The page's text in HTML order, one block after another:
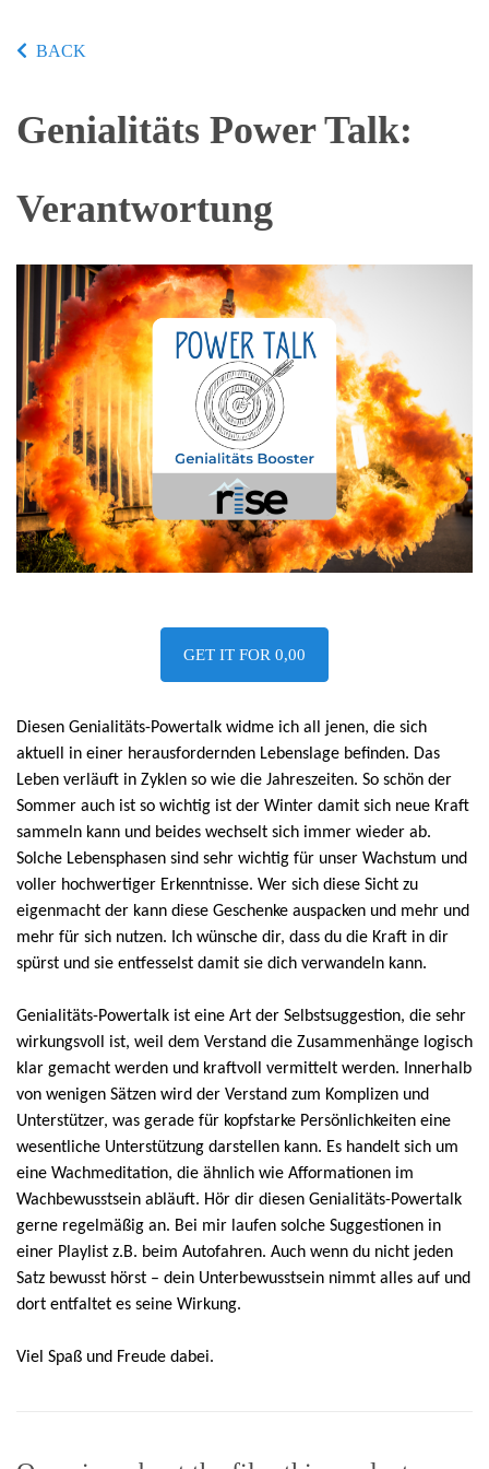
BACK
Genialitäts Power Talk:
Verantwortung
GET IT FOR 0,00
Diesen Genialitäts-Powertalk widme ich all jenen, die sich
aktuell in einer herausfordernden Lebenslage befinden. Das
Leben verläuft in Zyklen so wie die Jahreszeiten. So schön der
Sommer auch ist so wichtig ist der Winter damit sich neue Kraft
sammeln kann und beides wechselt sich immer wieder ab.
Solche Lebensphasen sind sehr wichtig für unser Wachstum und
voller hochwertiger Erkenntnisse. Wer sich diese Sicht zu
eigenmacht der kann diese Geschenke auspacken und mehr und
mehr für sich nutzen. Ich wünsche dir, dass du die Kraft in dir
spürst und sie entfesselst damit sie dich verwandeln kann.
Genialitäts-Powertalk ist eine Art der Selbstsuggestion, die sehr
wirkungsvoll ist, weil dem Verstand die Zusammenhänge logisch
klar gemacht werden und kraftvoll vermittelt werden. Innerhalb
von wenigen Sätzen wird der Verstand zum Komplizen und
Unterstützer, was gerade für kopfstarke Persönlichkeiten eine
wesentliche Unterstützung darstellen kann. Es handelt sich um
eine Wachmeditation, die ähnlich wie Afformationen im
Wachbewusstsein abläuft. Hör dir diesen Genialitäts-Powertalk
gerne regelmäßig an. Bei mir laufen solche Suggestionen in
einer Playlist z.B. beim Autofahren. Auch wenn du nicht jeden
Satz bewusst hörst – dein Unterbewusstsein nimmt alles auf und
dort entfaltet es seine Wirkung.
Viel Spaß und Freude dabei.